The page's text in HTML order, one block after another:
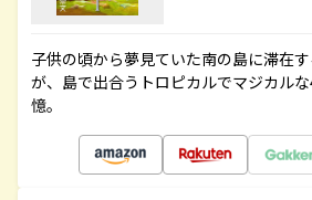
子供の頃から夢見ていた南の島に滞在
が、島で出合うトロピカルでマジカル
憶。